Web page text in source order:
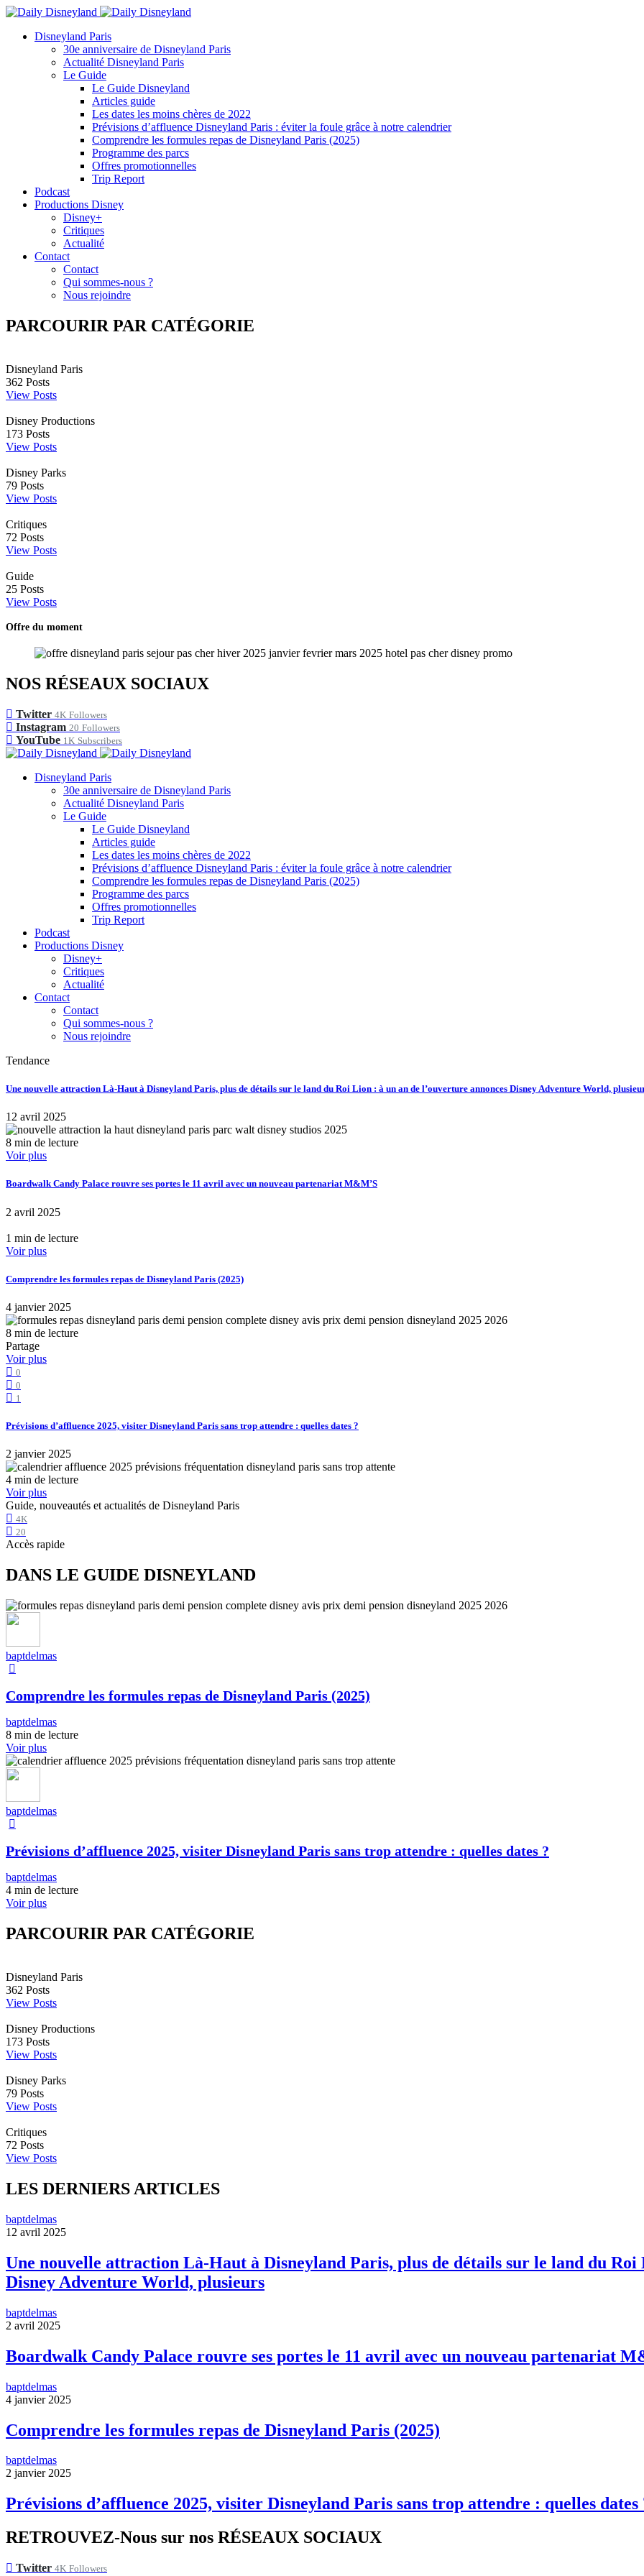
Disneyland Paris
30e anniversaire de Disneyland Paris
Actualité Disneyland Paris
Le Guide
Le Guide Disneyland
Articles guide
Les dates les moins chères de 2022
Prévisions d’affluence Disneyland Paris : éviter la foule grâce à notre calendrier
Comprendre les formules repas de Disneyland Paris (2025)
Programme des parcs
Offres promotionnelles
Trip Report
Podcast
Productions Disney
Disney+
Critiques
Actualité
Contact
Contact
Qui sommes-nous ?
Nous rejoindre
PARCOURIR PAR CATÉGORIE
Disneyland Paris
362 Posts
View Posts
Disney Productions
173 Posts
View Posts
Disney Parks
79 Posts
View Posts
Critiques
72 Posts
View Posts
Guide
25 Posts
View Posts
Offre du moment
NOS RÉSEAUX SOCIAUX
Twitter 4K Followers
Instagram 20 Followers
YouTube 1K Subscribers
Disneyland Paris
30e anniversaire de Disneyland Paris
Actualité Disneyland Paris
Le Guide
Le Guide Disneyland
Articles guide
Les dates les moins chères de 2022
Prévisions d’affluence Disneyland Paris : éviter la foule grâce à notre calendrier
Comprendre les formules repas de Disneyland Paris (2025)
Programme des parcs
Offres promotionnelles
Trip Report
Podcast
Productions Disney
Disney+
Critiques
Actualité
Contact
Contact
Qui sommes-nous ?
Nous rejoindre
Tendance
Une nouvelle attraction Là-Haut à Disneyland Paris, plus de détails sur le land du Roi Lion : à un an de l’ouverture annonces Disney Adventure World,
12 avril 2025
8 min de lecture
Voir plus
Boardwalk Candy Palace rouvre ses portes le 11 avril avec un nouveau partenariat M&M’S
2 avril 2025
1 min de lecture
Voir plus
Comprendre les formules repas de Disneyland Paris (2025)
4 janvier 2025
8 min de lecture
Partage
Voir plus
0
0
1
Prévisions d’affluence 2025, visiter Disneyland Paris sans trop attendre : quelles dates ?
2 janvier 2025
4 min de lecture
Voir plus
Guide, nouveautés et actualités de Disneyland Paris
4K
20
Accès rapide
DANS LE GUIDE DISNEYLAND
baptdelmas
Comprendre les formules repas de Disneyland Paris (2025)
baptdelmas
8 min de lecture
Voir plus
baptdelmas
Prévisions d’affluence 2025, visiter Disneyland Paris sans trop attendre : quelles dates ?
baptdelmas
4 min de lecture
Voir plus
PARCOURIR PAR CATÉGORIE
Disneyland Paris
362 Posts
View Posts
Disney Productions
173 Posts
View Posts
Disney Parks
79 Posts
View Posts
Critiques
72 Posts
View Posts
LES DERNIERS ARTICLES
baptdelmas
12 avril 2025
Une nouvelle attraction Là-Haut à Disneyland Paris, plus de détails sur le land du Roi
Disney Adventure World, plusieurs
baptdelmas
2 avril 2025
Boardwalk Candy Palace rouvre ses portes le 11 avril avec un nouveau partenariat
baptdelmas
4 janvier 2025
Comprendre les formules repas de Disneyland Paris (2025)
baptdelmas
2 janvier 2025
Prévisions d’affluence 2025, visiter Disneyland Paris sans trop attendre : quelles dates
RETROUVEZ-Nous sur nos RÉSEAUX SOCIAUX
Twitter 4K Followers